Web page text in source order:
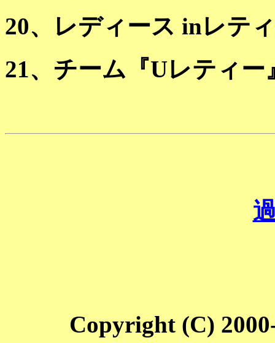
20、レディース inレテ
21、チーム『Uレティー
Copyright (C)